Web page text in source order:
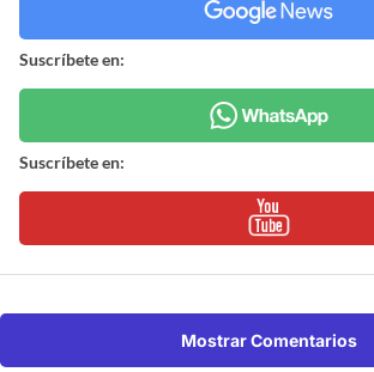
Suscríbete en:
Suscríbete en:
Mostrar Comentarios